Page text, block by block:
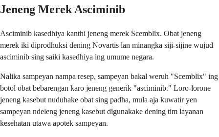
Jeneng Merek Asciminib
Asciminib kasedhiya kanthi jeneng merek Scemblix. Obat jeneng
merek iki diprodhuksi dening Novartis lan minangka siji-sijine wujud
asciminib sing saiki kasedhiya ing umume negara.
Nalika sampeyan nampa resep, sampeyan bakal weruh "Scemblix" ing
botol obat bebarengan karo jeneng generik "asciminib." Loro-lorone
jeneng kasebut nuduhake obat sing padha, mula aja kuwatir yen
sampeyan ndeleng jeneng kasebut digunakake dening tim layanan
kesehatan utawa apotek sampeyan.